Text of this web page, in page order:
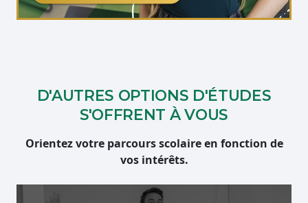
D'AUTRES OPTIONS D'ÉTUDES
S'OFFRENT À VOUS
Orientez votre parcours scolaire en fonction de
vos intérêts.